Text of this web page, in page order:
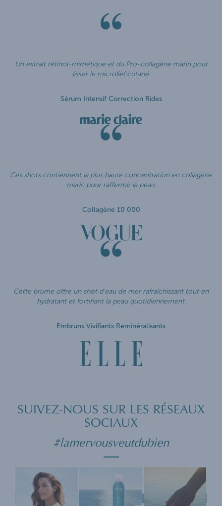
Un extrait rétinol-mimétique et du Pro-collagène marin pour
lisser le microlief cutané.
Sérum Intensif Correction Rides
Ces shots contiennent la plus haute concentration en collagène
marin pour raffermir la peau.
Collagène 10 000
Cette brume offre un shot d’eau de mer rafraîchissant tout en
hydratant et fortifiant la peau quotidiennement.
Embruns Vivifiants Reminéralisants
SUIVEZ-NOUS SUR LES RÉSEAUX
SOCIAUX
#lamervousveutdubien